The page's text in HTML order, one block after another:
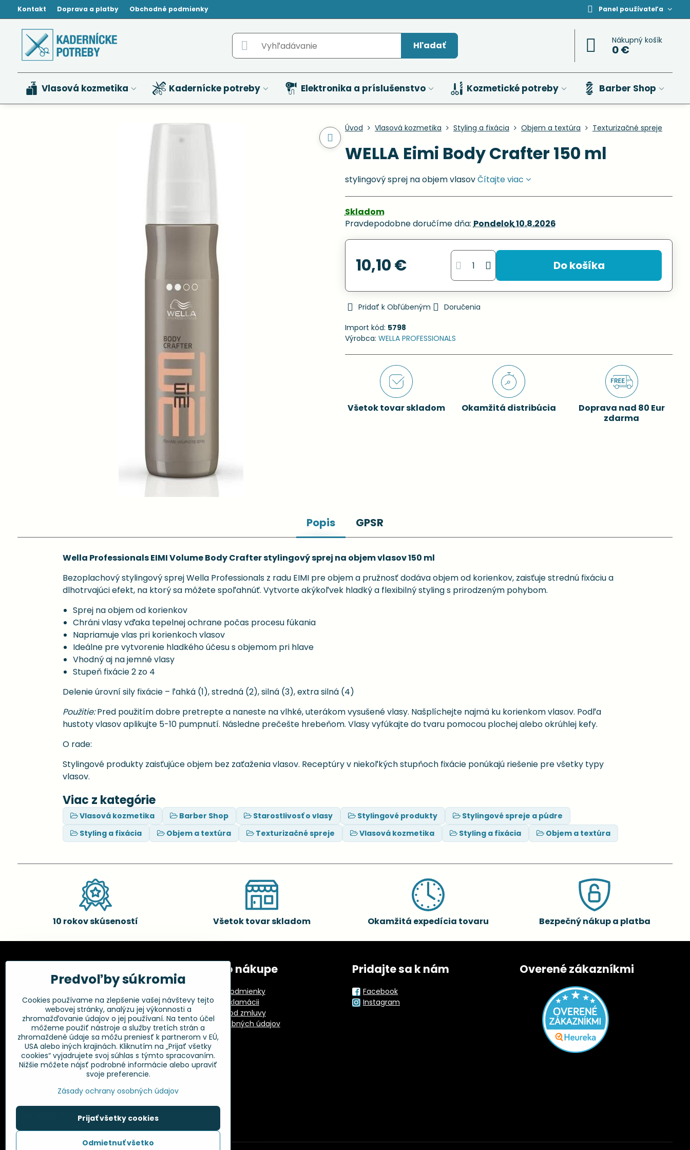
Kontakt Doprava a platby Obchodné podmienky Panel používateľa
Hľadať Nákupný košík
0 €
Vlasová kozmetika Kadernícke potreby Elektronika a príslušenstvo Kozmetické potreby Barber Shop
Úvod Vlasová kozmetika Styling a fixácia Objem a textúra Texturizačné spreje
WELLA Eimi Body Crafter 150 ml
stylingový sprej na objem vlasovČítajte viac
Skladom
Pravdepodobne doručíme dňa:Pondelok10.8.2026
10,10 € Do košíka
Pridať k Obľúbeným
Doručenia
Import kód: 5798
Výrobca: WELLA PROFESSIONALS
Všetok tovar skladom Okamžitá distribúcia
Doprava nad 80 Eur
zdarma
Popis GPSR
Wella Professionals EIMI Volume Body Crafter stylingový sprej na objem vlasov 150 ml
Bezoplachový stylingový sprej Wella Professionals z radu EIMI pre objem a pružnosť dodáva objem od korienkov, zaisťuje strednú fixáciu a
dlhotrvajúci efekt, na ktorý sa môžete spoľahnúť. Vytvorte akýkoľvek hladký a flexibilný styling s prirodzeným pohybom.
Sprej na objem od korienkov
Chráni vlasy vďaka tepelnej ochrane počas procesu fúkania
Napriamuje vlas pri korienkoch vlasov
Ideálne pre vytvorenie hladkého účesu s objemom pri hlave
Vhodný aj na jemné vlasy
Stupeň fixácie 2 zo 4
Delenie úrovní sily fixácie – ľahká (1), stredná (2), silná (3), extra silná (4)
Použitie:Pred použitím dobre pretrepte a naneste na vlhké, uterákom vysušené vlasy. Našplíchejte najmä ku korienkom vlasov. Podľa
hustoty vlasov aplikujte 5-10 pumpnutí. Následne prečešte hrebeňom. Vlasy vyfúkajte do tvaru pomocou plochej alebo okrúhlej kefy.
O rade:
Stylingové produkty zaisťujúce objem bez zaťaženia vlasov. Receptúry v niekoľkých stupňoch fixácie ponúkajú riešenie pre všetky typy
vlasov.
Viac z kategórie
Vlasová kozmetika Barber Shop Starostlivosť o vlasy Stylingové produkty
Stylingové spreje a púdre
Styling a fixácia
Objem a textúra Texturizačné spreje Vlasová kozmetika Styling a fixácia Objem a textúra
10 rokov skúseností Všetok tovar skladom Okamžitá expedícia tovaru Bezpečný nákup a platba
Kadernícke potreby, s.r.o.
Fakturačné údaje:
Kadernícke potreby, s.r.o.
Klincová 37
821 08 Bratislava
+421 948 014 333
info​@kadernickepotreby​.sk
Objednávky
Všetko o nákupe
Obchodné podmienky
Postup pri reklamácii
Odstúpenie od zmluvy
Ochrana osobných údajov
GPSR
Pridajte sa k nám
Facebook
Instagram
Overené zákazníkmi
Predvoľby súkromia
Cookies používame na zlepšenie vašej návštevy tejto
webovej stránky, analýzu jej výkonnosti a
zhromažďovanie údajov o jej používaní. Na tento účel
môžeme použiť nástroje a služby tretích strán a
zhromaždené údaje sa môžu preniesť k partnerom v EÚ,
USA alebo iných krajinách. Kliknutím na „Prijať všetky
cookies“ vyjadrujete svoj súhlas s týmto spracovaním.
Nižšie môžete nájsť podrobné informácie alebo upraviť
svoje preferencie.
Zásady ochrany osobných údajov
Prijať všetky cookies
Odmietnuť všetko